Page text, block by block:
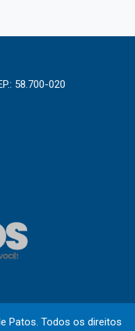
58.700-020
Patos. Todos os direitos